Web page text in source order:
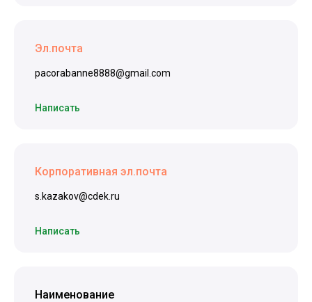
Эл.почта
pacorabanne8888@gmail.com
Написать
Корпоративная эл.почта
s.kazakov@cdek.ru
Написать
Наименование